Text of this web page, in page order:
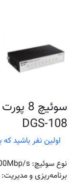
DGS-108
اولین نفر باشید که
برنامه‌ریزی و مدیریت: